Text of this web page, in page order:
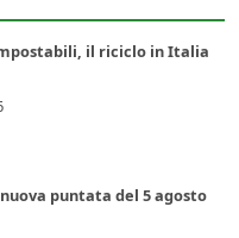
il riciclo in Italia
puntata del 5 agosto